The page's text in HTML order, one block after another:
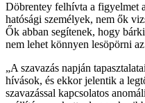
Döbrentey felhívta a figyelmet
hatósági személyek, nem ők
Ők abban segítenek, hogy
nem lehet könnyen lesöpörni
„A szavazás napján
hívások, és ekkor jelentik a
szavazással kapcsolatos